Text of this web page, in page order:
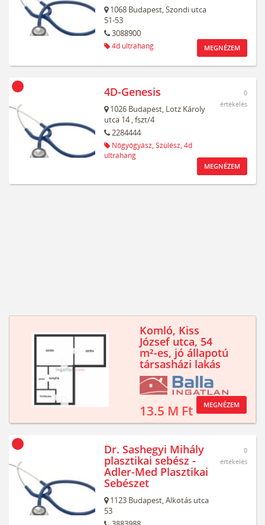
1068 Budapest,Szondi utca
51-53
3088900
4d ultrahang MEGNÉZEM
4D-Genesis
1026 Budapest, Lotz Károly
utca 14, fszt/4
2284444
Nőgyógyász, Szülész, 4d
ultrahang
0
értékelés
MEGNÉZEM
Komló, Kiss
József utca, 54
m²-es, jó állapotú
társasházi lakás
13.5 M Ft MEGNÉZEM
Dr. Sashegyi Mihály
plasztikai sebész -
Adler-Med Plasztikai
Sebészet
1123 Budapest,Alkotás utca
53
0
értékelés